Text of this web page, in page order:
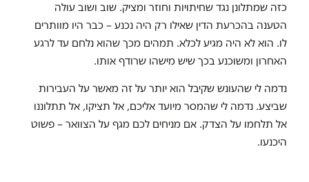
כזה שמתלונן נגד שחיתויות וחוזר ומציק. שוב ושוב עולה
הטענה בהכרעת הדין שאילו רק היה נכנע – כבר היו מוותרים
לו. הוא לא היה מגיע לכלא. תמהים מכך שהוא נלחם עד לרגע
האחרון ומשוכנע בכך שיש מישהו שרודף אותו.
נדמה לי שהעונש שקיבל הוא יותר על זה מאשר על העבירות
שביצע. נדמה לי שהמסר מיועד אליכם, אל תציקו, אל תתלוננו
אל תלחמו על הצדק. אם מניחים לכם מגף על הצוואר – פשוט
היכנעו.